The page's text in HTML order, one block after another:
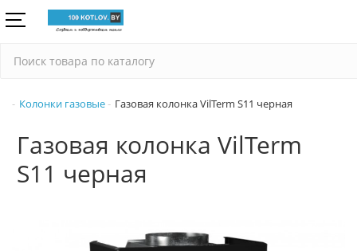
Колонки газовые Газовая колонка VilTerm S11 черная
Газовая колонка VilTerm
S11 черная